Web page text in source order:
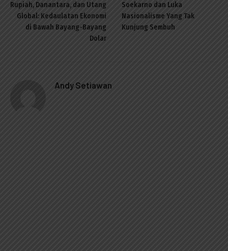
Rupiah, Danantara, dan Utang
Global: Kedaulatan Ekonomi
di Bawah Bayang-Bayang
Dolar
Soekarno dan Luka
Nasionalisme Yang Tak
Kunjung Sembuh
Andy Setiawan